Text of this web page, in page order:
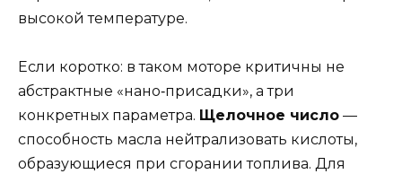
высокой температуре.
Если коротко: в таком моторе критичны не
абстрактные «нано‑присадки», а три
конкретных параметра. Щелочное число —
способность масла нейтрализовать кислоты,
образующиеся при сгорании топлива. Для